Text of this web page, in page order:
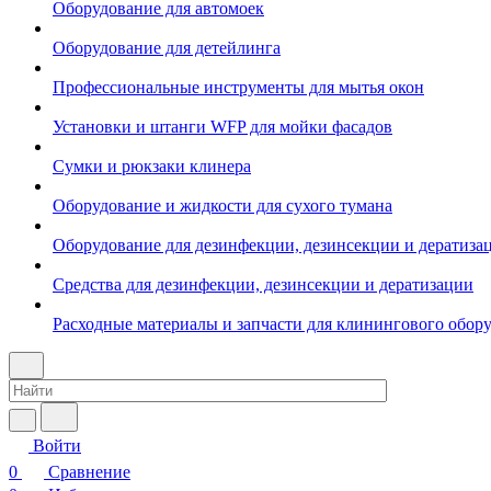
Оборудование для автомоек
Оборудование для детейлинга
Профессиональные инструменты для мытья окон
Установки и штанги WFP для мойки фасадов
Сумки и рюкзаки клинера
Оборудование и жидкости для сухого тумана
Оборудование для дезинфекции, дезинсекции и
Средства для дезинфекции, дезинсекции и дератизации
Расходные материалы и запчасти для клинингового
Войти
0
Сравнение